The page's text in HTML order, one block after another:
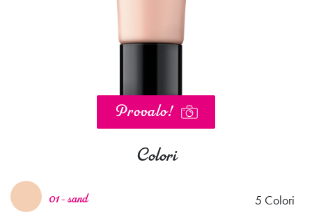
Provalo!
Colori
01 - sand 5 Colori